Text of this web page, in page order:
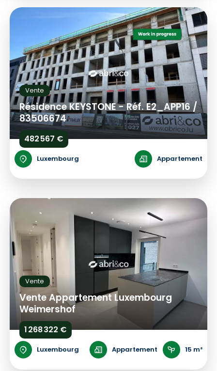
Vente
Résidence KEYSTONE - Réf. E2_APP16 /
83506674
482 567 €
Luxembourg Appartement
Vente
Vente Appartement Luxembourg
Weimershof
1 268 322 €
Luxembourg Appartement 15 m²